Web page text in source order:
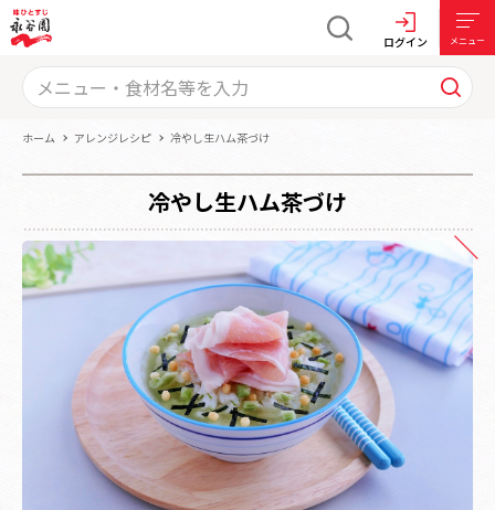
ログイン メニュー
ホーム アレンジレシピ 冷やし生ハム茶づけ
冷やし生ハム茶づけ